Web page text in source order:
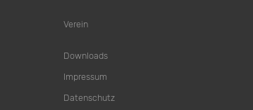
Verein
Downloads
Impressum
Datenschutz